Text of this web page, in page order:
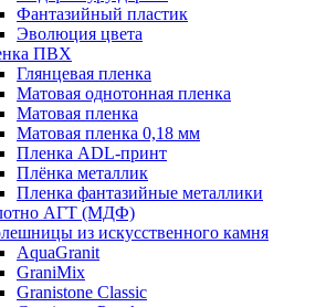
Фантазийный пластик
Эволюция цвета
ПВХ
Глянцевая пленка
Матовая однотонная пленка
Матовая пленка
Матовая пленка 0,18 мм
Пленка ADL-принт
Плёнка металлик
Пленка фантазийные металлики
АГТ (МДФ)
из искусственного камня
AquaGranit
GraniMix
Granistone Classic